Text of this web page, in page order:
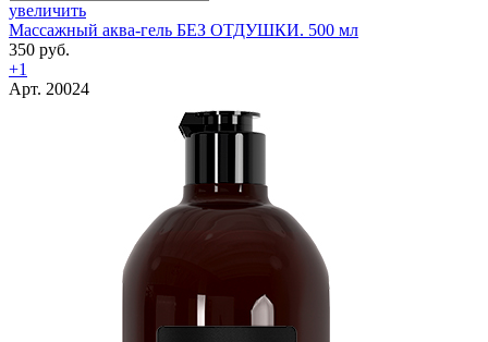
увеличить
Массажный аква-гель БЕЗ ОТДУШКИ. 500 мл
350 руб.
+1
Арт. 20024